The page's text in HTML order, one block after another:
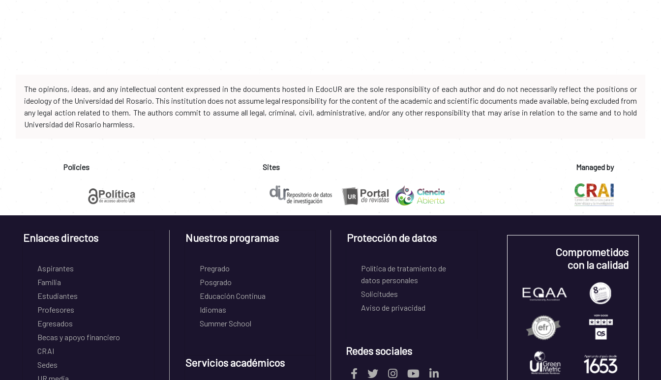
The opinions, ideas, and any intellectual content expressed in the documents hosted in EdocUR are the sole responsibility of each author and do not necessarily reflect the positions or
ideology of the Universidad del Rosario. This institution does not assume legal responsibility for the content of the academic and scientific documents made available, being excluded from
any legal action related to them. The authors commit to assume all legal, criminal, civil, administrative, and/or any other responsibility that may arise in relation to the same and to hold
Universidad del Rosario harmless.
Policies Sites Managed by
Enlaces directos
Aspirantes
Familia
Estudiantes
Profesores
Egresados
Becas y apoyo financiero
CRAI
Sedes
Nuestros programas
Pregrado
Posgrado
Educación Continua
Idiomas
Summer School
Servicios académicos
Protección de datos
Política de tratamiento de
datos personales
Solicitudes
Aviso de privacidad
Redes sociales
Comprometidos
con la calidad